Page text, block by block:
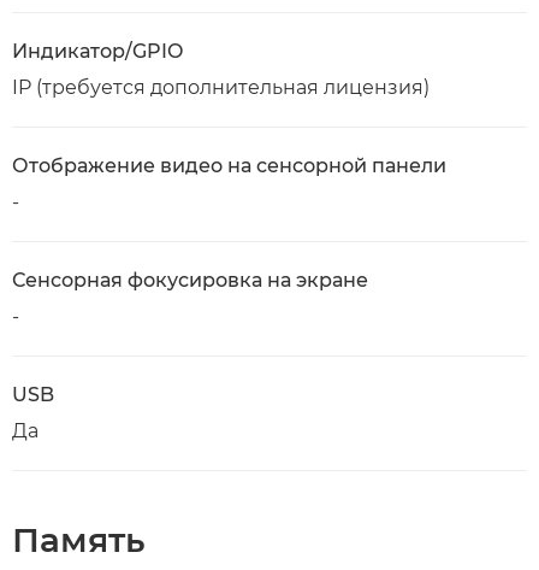
Индикатор/GPIO
IP (требуется дополнительная лицензия)
Отображение видео на сенсорной панели
-
Сенсорная фокусировка на экране
-
USB
Да
Память